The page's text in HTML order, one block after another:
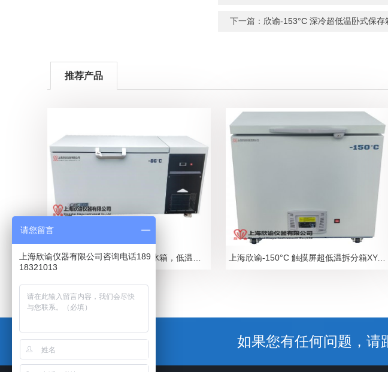
下一篇： 欣谕-153°C 深冷超低温卧式保
推荐产品
上海欣谕-150°C 触摸屏超低温拆分箱XY-150-25W， 深冷超低温卧式保存箱超低温卧式保存箱 ，超低温冰箱，低温冰箱，冷冻箱
如果您有任何问题，请
请您留言
上海欣谕仪器有限公司咨询电话189
18321013